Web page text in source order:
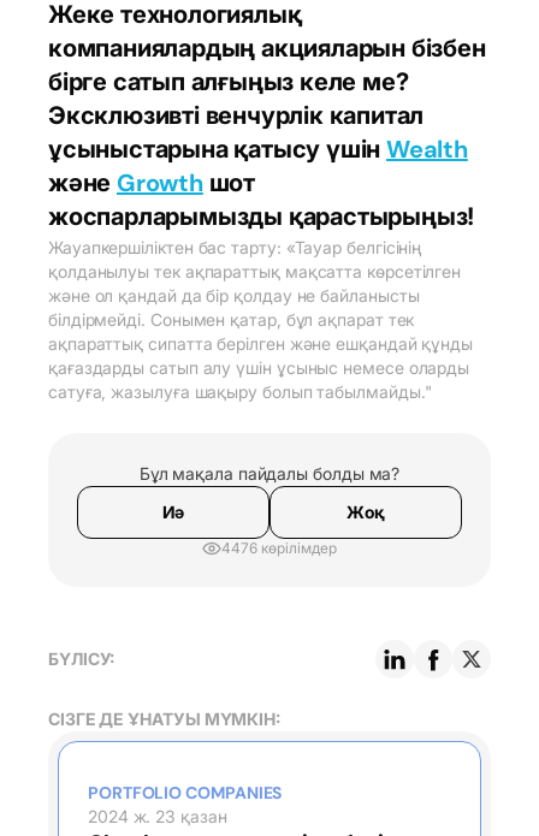
Жеке технологиялық
компаниялардың акцияларын бізбен
бірге сатып алғыңыз келе ме?
Эксклюзивті венчурлік капитал
ұсыныстарына қатысу үшін Wealth
және Growthшот
жоспарларымызды қарастырыңыз!
Жауапкершіліктен бас тарту: «Тауар белгісінің
қолданылуы тек ақпараттық мақсатта көрсетілген
және ол қандай да бір қолдау не байланысты
білдірмейді. Сонымен қатар, бұл ақпарат тек
ақпараттық сипатта берілген және ешқандай құнды
қағаздарды сатып алу үшін ұсыныс немесе оларды
сатуға, жазылуға шақыру болып табылмайды."
Бұл мақала пайдалы болды ма?
Иә
Жоқ
4476 көрілімдер
БҮЛІСУ:
СІЗГЕ ДЕ ҰНАТУЫ МҮМКІН:
PORTFOLIO COMPANIES
2024 ж. 23 қазан